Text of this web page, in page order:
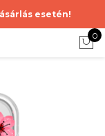
esetén!
0